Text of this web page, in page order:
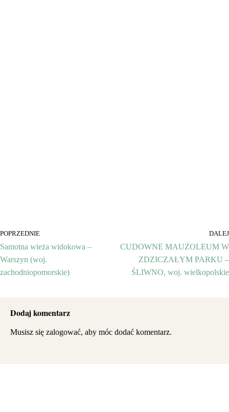
POPRZEDNIE
Samotna wieża widokowa –
Warszyn (woj.
zachodniopomorskie)
DALEJ
CUDOWNE MAUZOLEUM W
ZDZICZAŁYM PARKU –
ŚLIWNO, woj. wielkopolskie
Dodaj komentarz
Musisz się zalogować, aby móc dodać komentarz.